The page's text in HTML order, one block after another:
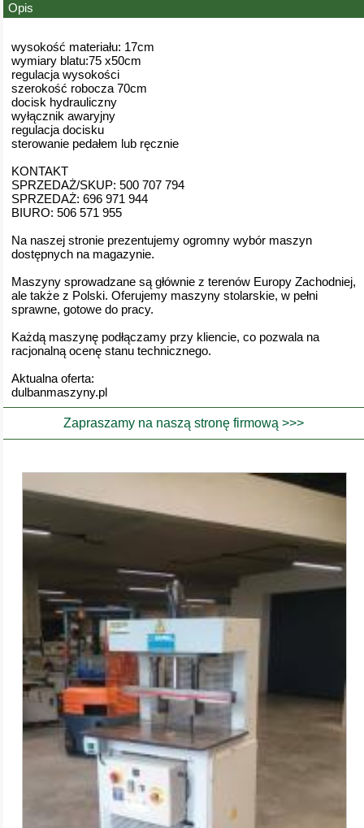
Opis
wysokość materiału: 17cm
wymiary blatu:75 x50cm
regulacja wysokości
szerokość robocza 70cm
docisk hydrauliczny
wyłącznik awaryjny
regulacja docisku
sterowanie pedałem lub ręcznie
KONTAKT
SPRZEDAŻ/SKUP: 500 707 794
SPRZEDAŻ: 696 971 944
BIURO: 506 571 955
Na naszej stronie prezentujemy ogromny wybór maszyn
dostępnych na magazynie.
Maszyny sprowadzane są głównie z terenów Europy Zachodniej,
ale także z Polski. Oferujemy maszyny stolarskie, w pełni
sprawne, gotowe do pracy.
Każdą maszynę podłączamy przy kliencie, co pozwala na
racjonalną ocenę stanu technicznego.
Aktualna oferta:
dulbanmaszyny.pl
Zapraszamy na naszą stronę firmową >>>